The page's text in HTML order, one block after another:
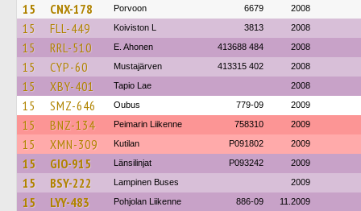
15 CNX-178 Porvoon 6679 2008
15 FLL-449 Koiviston L 3813 2008
15 RRL-510 E. Ahonen 413688 484 2008
15 CYP-60 Mustajärven 413315 402 2008
15 XBY-401 Tapio Lae 2008
15 SMZ-646 Oubus 779-09 2009
15 BNZ-134 Peimarin Liikenne 758310 2009
15 XMN-309 Kutilan P091802 2009
15 GIO-915 Länsilinjat P093242 2009
15 BSY-222 Lampinen Buses 2009
15 LYY-483 Pohjolan Liikenne 886-09 11.2009